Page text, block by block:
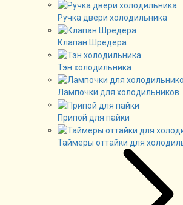
Ручка двери холодильника
Клапан Шредера
Тэн холодильника
Лампочки для холодильников
Припой для пайки
Таймеры оттайки для